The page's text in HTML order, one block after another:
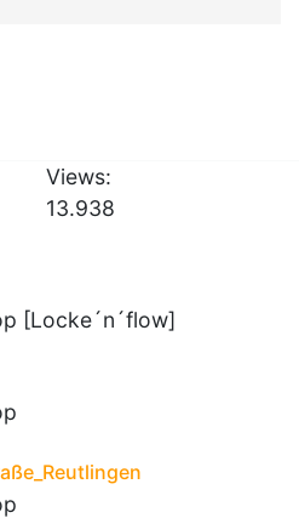
Views:
13.938
[Locke´n´flow]